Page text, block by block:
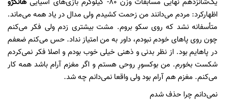
یک‌شانزدهم نهایی مسابقات وزن ۸۰- کیلوگرم بازی‌های آسیایی
هانگژو
اظهارکرد: مردم می‌دانند من زحمت کشیدم ولی مدال در یاد همه می‌ماند.
متأسفانه نشد که روی سکو بروم. مشت بیشتری زدم ولی فکر می‌کنم
چون روی پاهای خودم نبودم، داور به من امتیاز نداد. حس می‌کنم ضعفم
در پاهایم بود. از نظر بدنی و ذهنی خیلی خوب بودم و اصلا فکر نمی‌کردم
شکست بخورم. من بوکسورِ روحی هستم و اگر مغزم آرام باشد همه کار
می‌کنم. مغزم هم آرام بود ولی واقعا نمی‌دانم چه شد.
نمی‌دانم چرا حذف شدم